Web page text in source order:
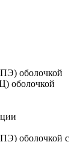
оболочкой
оболочкой
оболочкой с